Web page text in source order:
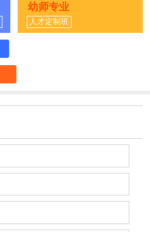
幼师专业
人才定制班